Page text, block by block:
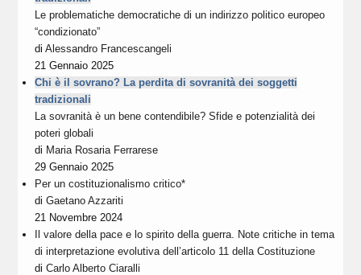
Le problematiche democratiche di un indirizzo politico europeo
“condizionato”
diAlessandro Francescangeli
21 Gennaio 2025
Chi è il sovrano? La perdita di sovranità dei soggetti
tradizionali
La sovranità è un bene contendibile? Sfide e potenzialità dei
poteri globali
di Maria Rosaria Ferrarese
29 Gennaio 2025
Per un costituzionalismo critico*
diGaetano Azzariti
21 Novembre 2024
Il valore della pace e lo spirito della guerra. Note critiche in tema
di interpretazione evolutiva dell’articolo 11 della Costituzione
diCarlo Alberto Ciaralli